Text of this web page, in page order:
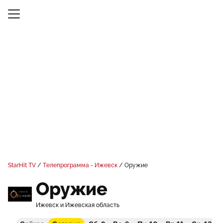
StarHit TV Телепрограмма - Ижевск Оружие
Оружие
Ижевск и Ижевская область